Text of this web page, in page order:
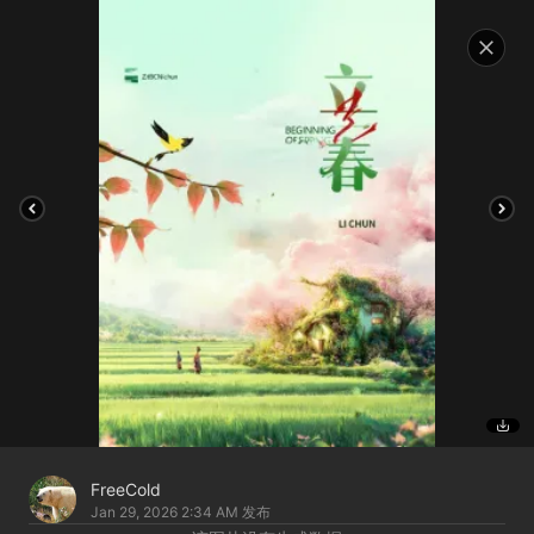
FreeCold
Jan 29, 2026 2:34 AM 发布